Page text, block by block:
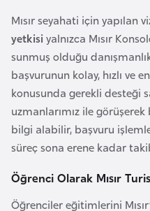
Mısır seyahati için yapılan
yetkisi yalnızca Mısır
sunmuş olduğu
başvurunun kolay, hızlı ve
konusunda gerekli desteği
uzmanlarımız ile
bilgi alabilir, başvuru
süreç sona erene kadar
Öğrenci Olarak Mısır
Öğrenciler eğitimlerini
F
i
n
l
a
n
d
i
a